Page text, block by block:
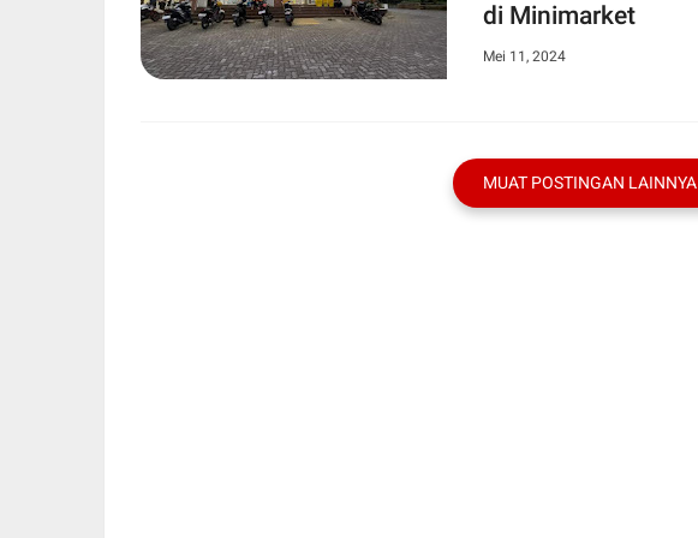
di Minimarket
Mei 11, 2024
MUAT POSTINGAN LAINNYA